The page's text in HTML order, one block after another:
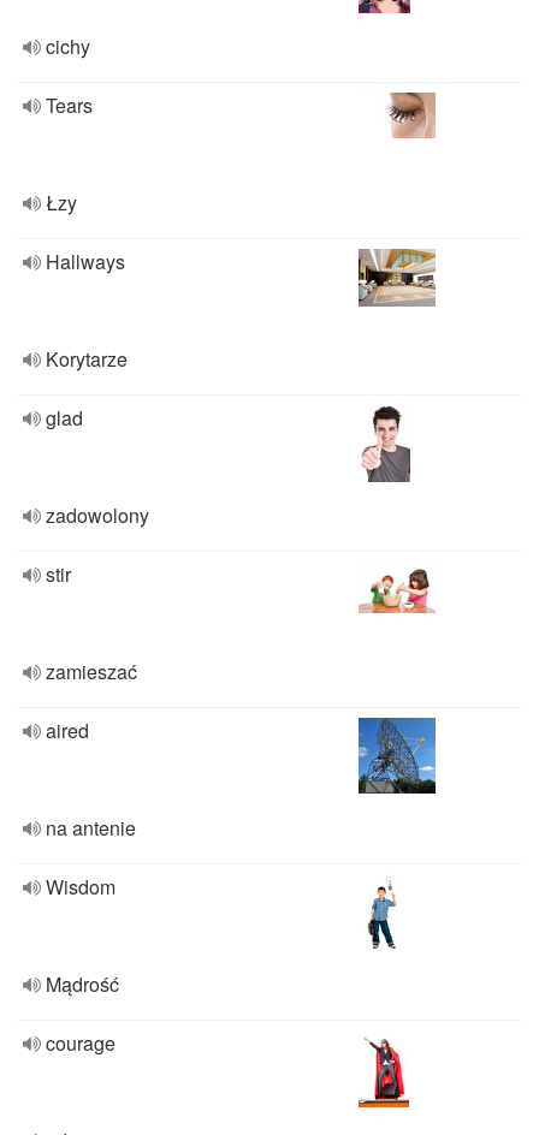
cichy
Tears
Łzy
Hallways
Korytarze
glad
zadowolony
stir
zamieszać
aired
na antenie
Wisdom
Mądrość
courage